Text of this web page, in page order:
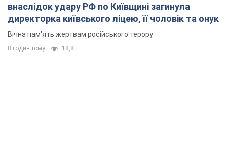
внаслідок удару РФ по Київщині загинула
директорка київського ліцею, її чоловік та онук
Вічна пам'ять жертвам російського терору
8 годин тому 18,8 т.